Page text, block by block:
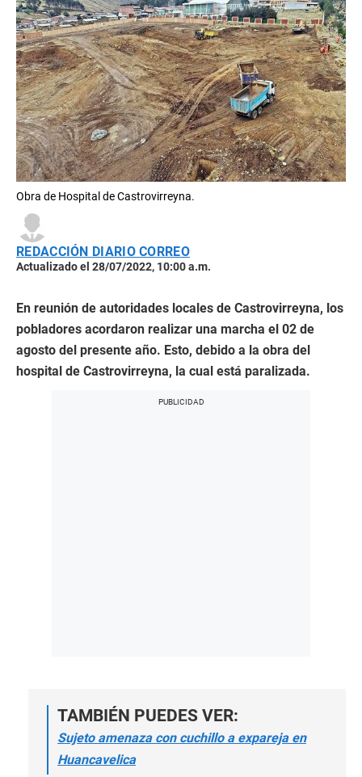
Obra de Hospital de Castrovirreyna.
REDACCIÓN DIARIO CORREO
Actualizado el 28/07/2022, 10:00 a.m.
En reunión de autoridades locales de Castrovirreyna, los
pobladores acordaron realizar una marcha el 02 de
agosto del presente año. Esto, debido a la obra del
hospital de Castrovirreyna, la cual está paralizada.
TAMBIÉN PUEDES VER:
Sujeto amenaza con cuchillo a expareja en
Huancavelica